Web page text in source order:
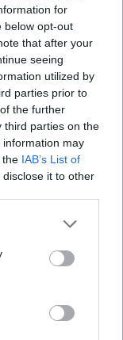
for
below opt-out
that after your
seeing
utilized by
parties prior to
the further
third parties on the
information may
the IAB’s List of
it to other
ομάδα -